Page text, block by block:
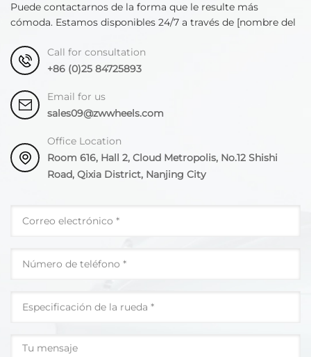
Puede contactarnos de la forma que le resulte más
cómoda. Estamos disponibles 24/7 a través de [nombre del
Call for consultation
+86 (0)25 84725893
Email for us
sales09@zwwheels.com
Office Location
Room 616, Hall 2, Cloud Metropolis, No.12 Shishi
Road, Qixia District, Nanjing City